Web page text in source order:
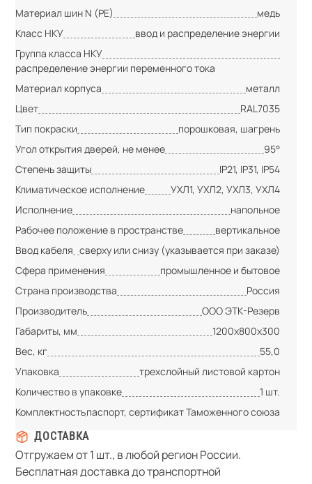
Материал шин N (PE)
медь
Класс НКУ
ввод и распределение энергии
Группа класса НКУ
распределение энергии переменного тока
Материал корпуса
металл
Цвет
RAL7035
Тип покраски
порошковая, шагрень
Угол открытия дверей, не менее
95°
Степень защиты
IP21, IP31, IP54
Климатическое исполнение
УХЛ1, УХЛ2, УХЛ3, УХЛ4
Исполнение
напольное
Рабочее положение в пространстве
вертикальное
Ввод кабеля сверху или снизу (указывается при заказе)
Сфера применения
промышленное и бытовое
Страна производства
Россия
Производитель
ООО ЭТК-Резерв
Габариты, мм
1200х800х300
Вес, кг
55,0
Упаковка
трехслойный листовой картон
Количество в упаковке
1 шт.
Комплектностьпаспорт, сертификат Таможенного союза
ДОСТАВКА
Отгружаем от 1 шт., в любой регион России.
Бесплатная доставка до транспортной